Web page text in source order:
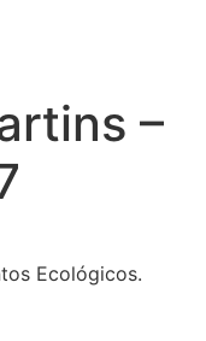
–
Ecológicos.